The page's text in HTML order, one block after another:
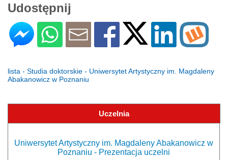
Udostępnij
lista - Studia doktorskie - Uniwersytet Artystyczny im. Magdaleny
Abakanowicz w Poznaniu
Uczelnia
Uniwersytet Artystyczny im. Magdaleny Abakanowicz w
Poznaniu - Prezentacja uczelni